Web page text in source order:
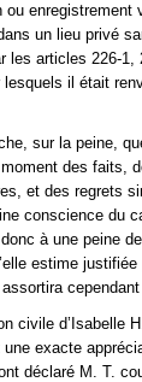
enregistrement
un lieu privé
les articles 226-1,
il était
sur la peine,
des faits,
et des regrets
conscience du
à une peine
estime
civile d’Isabelle
exacte
déclaré M. T.